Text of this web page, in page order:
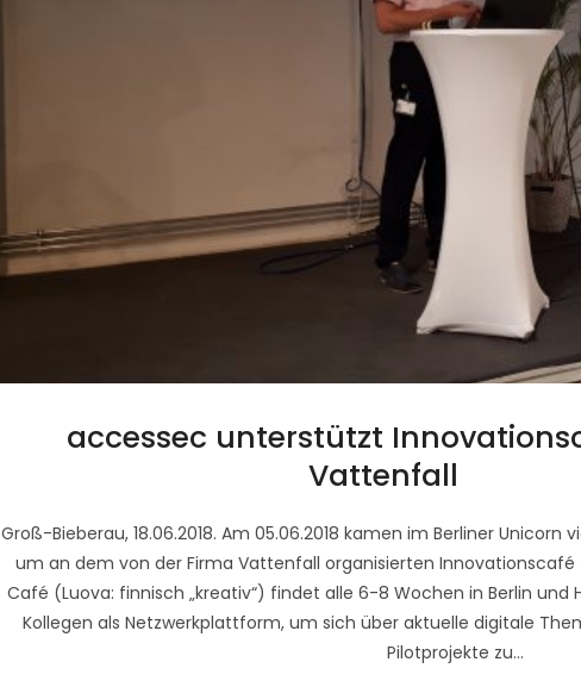
accessec unterstützt
Vattenfall
Groß-Bieberau, 18.06.2018. Am 05.06.2018 kamen im Berliner
um an dem von der Firma Vattenfall organisierten
Café (Luova: finnisch „kreativ“) findet alle 6-8 Wochen in Berlin
Kollegen als Netzwerkplattform, um sich über aktuelle digitale
Pilotprojekte zu...